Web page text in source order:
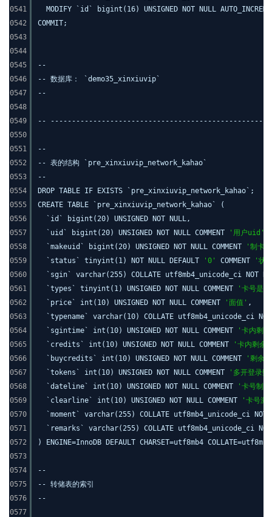
0541
0542
0543
0544
0545
0546
0547
0548
0549
0550
0551
0552
0553
0554
0555
0556
0557
0558
0559
0560
0561
0562
0563
0564
0565
0566
0567
0568
0569
0570
0571
0572
0573
0574
0575
0576
0577
MODIFY `id` bigint(16) UNSIGNED NOT NULL
COMMIT;
--
-- 数据库： `demo35_xinxiuvip`
--
--
--
-- 表的结构 `pre_xinxiuvip_network_kahao`
--
DROP TABLE IF EXISTS `pre_xinxiuvip_network_kahao`;
CREATE TABLE `pre_xinxiuvip_network_kahao` (
`id` bigint(20) UNSIGNED NOT NULL,
`uid` bigint(20) UNSIGNED NOT NULL COMMENT
'用户uid'
`makeuid` bigint(20) UNSIGNED NOT NULL COMMENT
'制卡
`status` tinyint(1) NOT NULL DEFAULT
'0' COMMENT
'状
`sgin` varchar(255) COLLATE utf8mb4_unicode_ci NOT
`types` tinyint(1) UNSIGNED NOT NULL COMMENT
'卡号是
`price` int(10) UNSIGNED NOT NULL COMMENT
'面值' ,
`typename` varchar(10) COLLATE utf8mb4_unicode_ci NOT
`sgintime` int(10) UNSIGNED NOT NULL COMMENT
'卡内剩
`credits` int(10) UNSIGNED NOT NULL COMMENT
'卡内剩余
`buycredits` int(10) UNSIGNED NOT NULL COMMENT
'剩余
`tokens` int(10) UNSIGNED NOT NULL COMMENT
'多开登录
`dateline` int(10) UNSIGNED NOT NULL COMMENT
'卡号制
`clearline` int(10) UNSIGNED NOT NULL COMMENT
'卡号激
`moment` varchar(255) COLLATE utf8mb4_unicode_ci NOT
`remarks` varchar(255) COLLATE utf8mb4_unicode_ci NOT
) ENGINE=InnoDB DEFAULT CHARSET=utf8mb4
--
-- 转储表的索引
--